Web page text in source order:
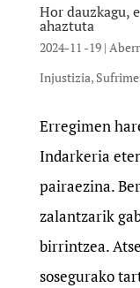
Hor dauzkagu,
ahaztuta
2024-11 -19|
Injustizia,
Erregimen
Indarkeria
pairaezina.
zalantzarik
birrintzea.
sosegurako